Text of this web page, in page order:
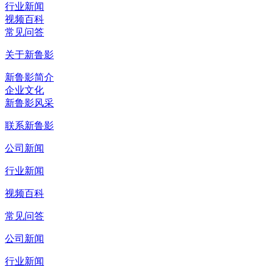
行业新闻
视频百科
常见问答
关于新鲁影
新鲁影简介
企业文化
新鲁影风采
联系新鲁影
公司新闻
行业新闻
视频百科
常见问答
公司新闻
行业新闻